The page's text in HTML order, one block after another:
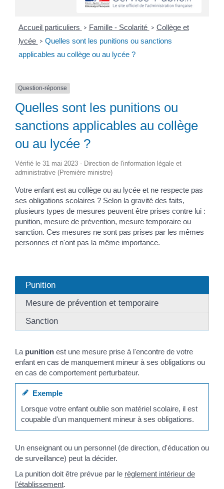
Accueil particuliers > Famille - Scolarité > Collège et
lycée > Quelles sont les punitions ou sanctions
applicables au collège ou au lycée ?
Question-réponse
Quelles sont les punitions ou
sanctions applicables au collège
ou au lycée ?
Vérifié le 31 mai 2023 - Direction de l'information légale et
administrative (Première ministre)
Votre enfant est au collège ou au lycée et ne respecte pas
ses obligations scolaires ? Selon la gravité des faits,
plusieurs types de mesures peuvent être prises contre lui :
punition, mesure de prévention, mesure temporaire ou
sanction. Ces mesures ne sont pas prises par les mêmes
personnes et n'ont pas la même importance.
Punition
Mesure de prévention et temporaire
Sanction
La punition est une mesure prise à l'encontre de votre
enfant en cas de manquement mineur à ses obligations ou
en cas de comportement perturbateur.
Exemple
Lorsque votre enfant oublie son matériel scolaire, il est
coupable d'un manquement mineur à ses obligations.
Un enseignant ou un personnel (de direction, d'éducation ou
de surveillance) peut la décider.
La punition doit être prévue par le règlement intérieur de
l'établissement.